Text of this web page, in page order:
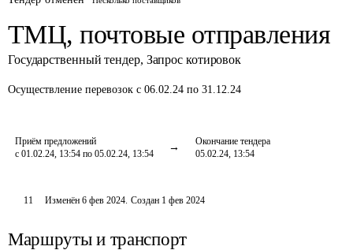
ТМЦ, почтовые отправления
Государственный тендер, Запрос котировок
Осуществление перевозок с 06.02.24 по 31.12.24
Приём предложений
с 01.02.24, 13:54 по 05.02.24, 13:54
Окончание тендера
05.02.24, 13:54
11 Изменён6 фев 2024. Создан 1 фев 2024
Маршруты и транспорт